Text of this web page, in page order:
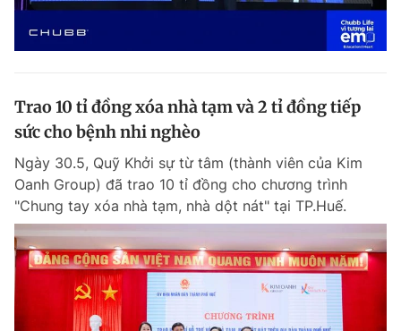
Đặt báo Quảng cáo RSS Tòa soạn Chính sách bảo
Tổng thư ký tòa soạn: Đức Trung
Giấy phép xuất bản số 110/GP - BTTTT cấp ngày 24.3.2020
© 2003-2026 Bản quyền thuộc về Báo Thanh Niên. Cấm sao chép
dưới mọi hình thức nếu không có sự chấp thuận bằng văn bản.
Phát triển bởi ePi Technologies, JSC.
Trao 10 tỉ đồng xóa nhà tạm và 2 tỉ đồng tiếp
sức cho bệnh nhi nghèo
Ngày 30.5, Quỹ Khởi sự từ tâm (thành viên của Kim
Oanh Group) đã trao 10 tỉ đồng cho chương trình
"Chung tay xóa nhà tạm, nhà dột nát" tại TP.Huế.